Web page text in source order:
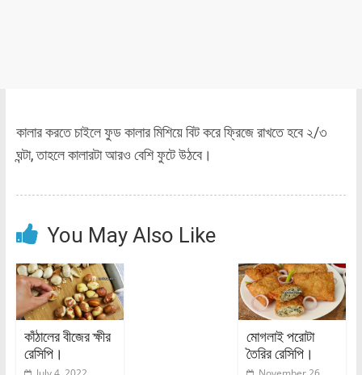
কালার করতে চাইলে ফুড কালার মিশিয়ে বিট করে ফ্রিজে রাখতে হবে ২/৩
ঘন্টা, তাহলে কালারটা আরও বেশি ফুটে উঠবে।
You May Also Like
কাঁঠালের বীজের ক্ষীর
রেসিপি।
মোগলাই পরোটা
তৈরির রেসিপি।